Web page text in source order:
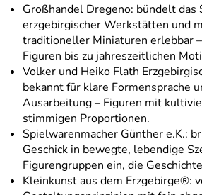
Großhandel Dregeno: bündelt das
erzgebirgischer Werkstätten und
traditioneller Miniaturen erlebbar
Figuren bis zu jahreszeitlichen
Volker und Heiko Flath
bekannt für klare Formensprache
Ausarbeitung – Figuren mit
stimmigen Proportionen.
Spielwarenmacher Günther e.K.:
Geschick in bewegte, lebendige
Figurengruppen ein, die
Kleinkunst aus dem Erzgebirge®: